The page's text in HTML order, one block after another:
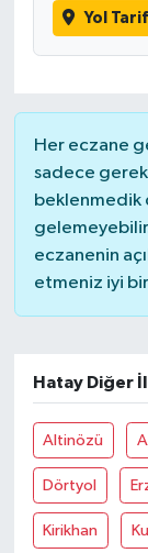
Yol
Her eczane
sadece
beklenmedik
eczanenin
etmeniz iyi
Hatay Diğer
Altinözü
Dörtyol
Kirikhan